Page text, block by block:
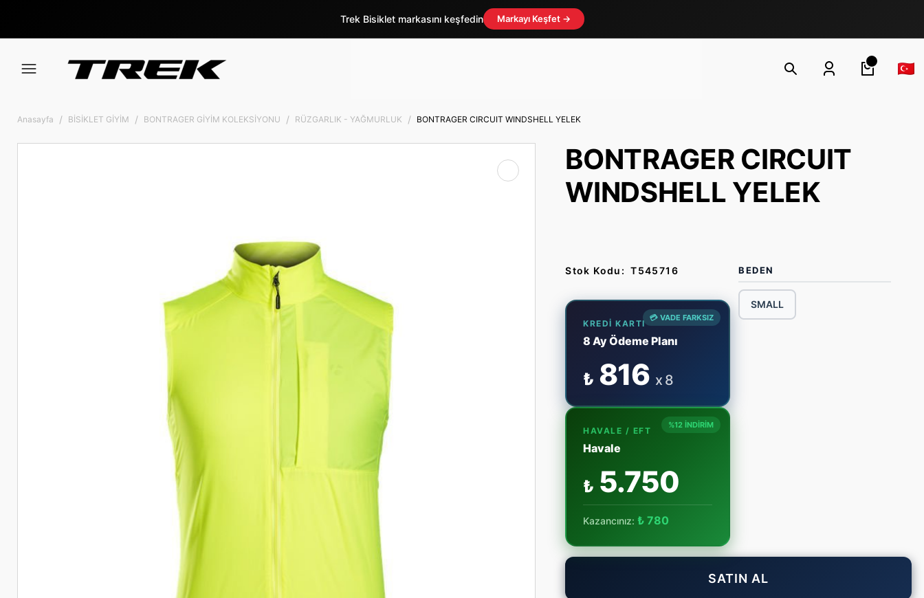
Trek Bisiklet markasını keşfedin Markayı Keşfet →
Anasayfa BİSİKLET GİYİM BONTRAGER GİYİM KOLEKSİYONU RÜZGARLIK - YAĞMURLUK BONTRAGER CIRCUIT WINDSHELL YELEK
BONTRAGER CIRCUIT
WINDSHELL YELEK
Stok Kodu: T545716
💳 VADE FARKSIZ
KREDI KARTI
8 Ay Ödeme Planı
₺ 816 x 8
%12 İNDİRİM
HAVALE / EFT
Havale
₺ 5.750
Kazancınız: ₺ 780
BEDEN
SMALL
SATIN AL